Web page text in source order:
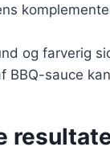
og farverig
BBQ-sauce